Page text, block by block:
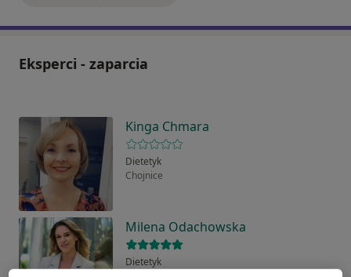
Eksperci - zaparcia
Kinga Chmara
Dietetyk
Chojnice
Milena Odachowska
Dietetyk